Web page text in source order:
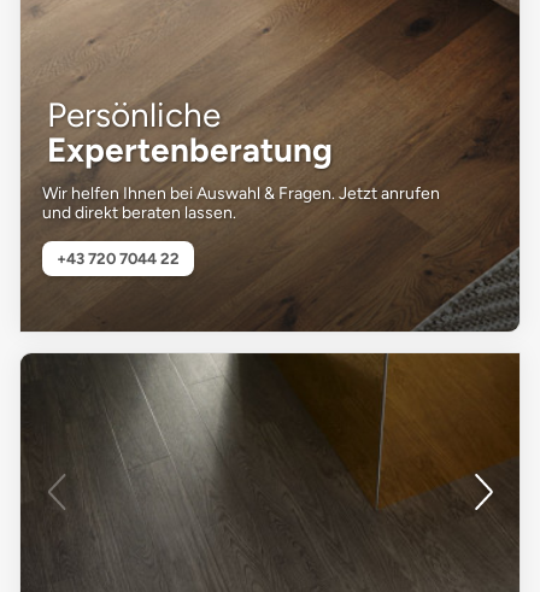
Persönliche
Expertenberatung
Wir helfen Ihnen bei Auswahl & Fragen. Jetzt anrufen
und direkt beraten lassen.
+43 720 7044 22